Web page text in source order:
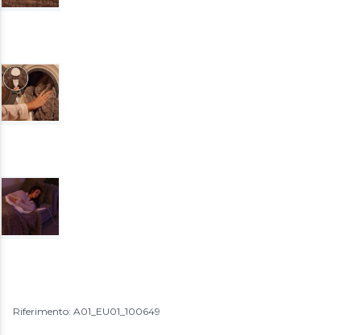
Riferimento: A01_EU01_100649